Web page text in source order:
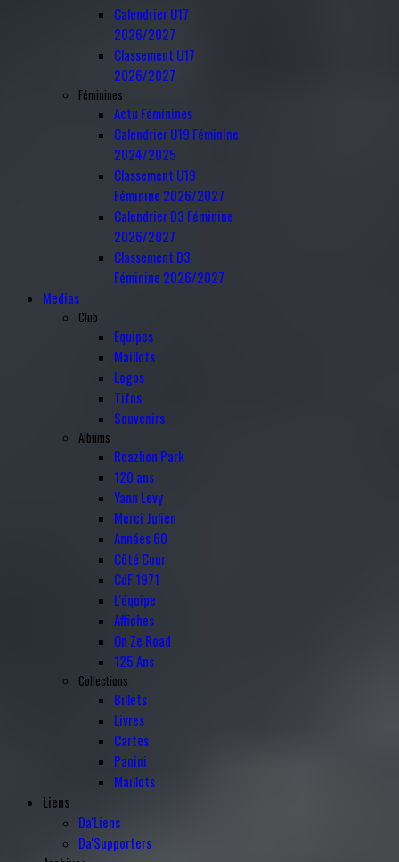
Calendrier U17
2026/2027
Classement U17
2026/2027
Féminines
Actu Féminines
Calendrier U19 Féminine
2024/2025
Classement U19
Féminine 2026/2027
Calendrier D3 Féminine
2026/2027
Classement D3
Féminine 2026/2027
Medias
Club
Equipes
Maillots
Logos
Tifos
Souvenirs
Albums
Roazhon Park
120 ans
Yann Levy
Merci Julien
Années 60
Côté Cour
CdF 1971
L'équipe
Affiches
On Ze Road
125 Ans
Collections
Billets
Livres
Cartes
Panini
Maillots
Liens
Da'Liens
Da'Supporters